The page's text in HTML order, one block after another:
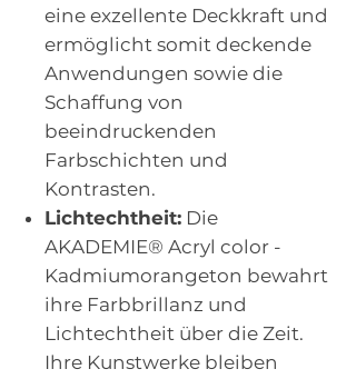
eine exzellente Deckkraft und
ermöglicht somit deckende
Anwendungen sowie die
Schaffung von
beeindruckenden
Farbschichten und
Kontrasten.
Lichtechtheit: Die
AKADEMIE® Acryl color -
Kadmiumorangeton bewahrt
ihre Farbbrillanz und
Lichtechtheit über die Zeit.
Ihre Kunstwerke bleiben